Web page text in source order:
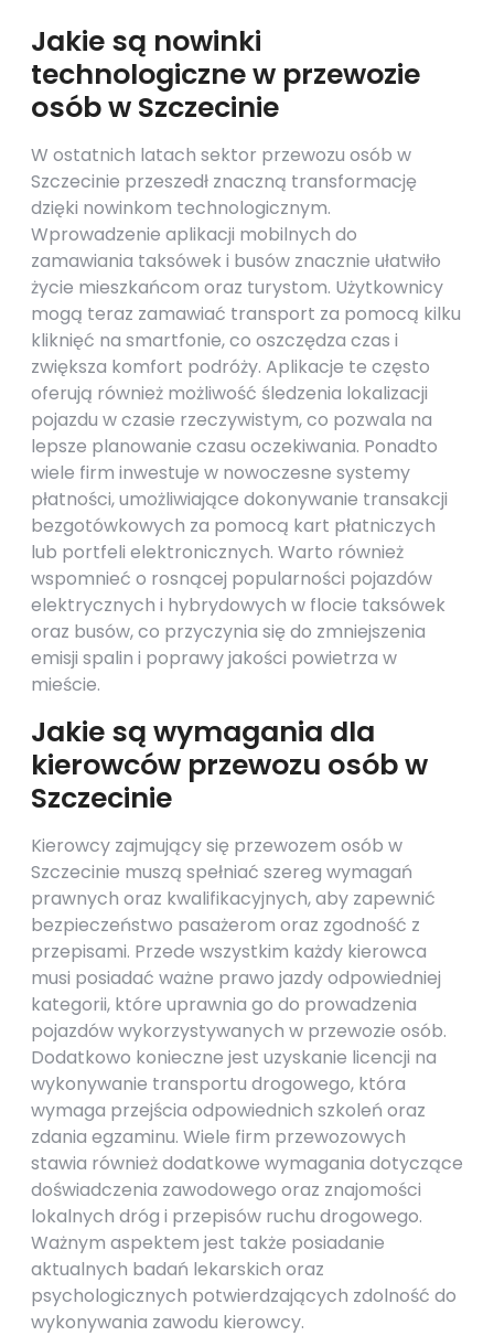
Jakie są nowinki
technologiczne w przewozie
osób w Szczecinie
W ostatnich latach sektor przewozu osób w
Szczecinie przeszedł znaczną transformację
dzięki nowinkom technologicznym.
Wprowadzenie aplikacji mobilnych do
zamawiania taksówek i busów znacznie ułatwiło
życie mieszkańcom oraz turystom. Użytkownicy
mogą teraz zamawiać transport za pomocą kilku
kliknięć na smartfonie, co oszczędza czas i
zwiększa komfort podróży. Aplikacje te często
oferują również możliwość śledzenia lokalizacji
pojazdu w czasie rzeczywistym, co pozwala na
lepsze planowanie czasu oczekiwania. Ponadto
wiele firm inwestuje w nowoczesne systemy
płatności, umożliwiające dokonywanie transakcji
bezgotówkowych za pomocą kart płatniczych
lub portfeli elektronicznych. Warto również
wspomnieć o rosnącej popularności pojazdów
elektrycznych i hybrydowych w flocie taksówek
oraz busów, co przyczynia się do zmniejszenia
emisji spalin i poprawy jakości powietrza w
mieście.
Jakie są wymagania dla
kierowców przewozu osób w
Szczecinie
Kierowcy zajmujący się przewozem osób w
Szczecinie muszą spełniać szereg wymagań
prawnych oraz kwalifikacyjnych, aby zapewnić
bezpieczeństwo pasażerom oraz zgodność z
przepisami. Przede wszystkim każdy kierowca
musi posiadać ważne prawo jazdy odpowiedniej
kategorii, które uprawnia go do prowadzenia
pojazdów wykorzystywanych w przewozie osób.
Dodatkowo konieczne jest uzyskanie licencji na
wykonywanie transportu drogowego, która
wymaga przejścia odpowiednich szkoleń oraz
zdania egzaminu. Wiele firm przewozowych
stawia również dodatkowe wymagania dotyczące
doświadczenia zawodowego oraz znajomości
lokalnych dróg i przepisów ruchu drogowego.
Ważnym aspektem jest także posiadanie
aktualnych badań lekarskich oraz
psychologicznych potwierdzających zdolność do
wykonywania zawodu kierowcy.